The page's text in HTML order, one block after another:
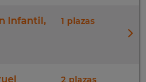
Infantil,
1
2